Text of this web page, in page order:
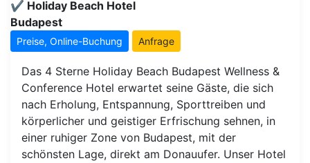
✔️ Holiday Beach Hotel
Budapest
Preise, Online-Buchung Anfrage
Das 4 Sterne Holiday Beach Budapest Wellness &
Conference Hotel erwartet seine Gäste, die sich
nach Erholung, Entspannung, Sporttreiben und
körperlicher und geistiger Erfrischung sehnen, in
einer ruhiger Zone von Budapest, mit der
schönsten Lage, direkt am Donauufer. Unser Hotel